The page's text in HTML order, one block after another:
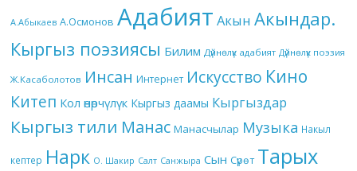
А.Абыкаев А.Осмонов Адабият Акын Акындар.
Кыргыз поэзиясы Билим Дүйнөлүк адабият Дүйнөлүк поэзия
Ж.Касаболотов Инсан Интернет Искусство Кино
Китеп Кол өнөрчүлүк Кыргыз даамы Кыргыздар
Кыргыз тили Манас Манасчылар Музыка Накыл
кептер Нарк О. Шакир Салт Санжыра Сын Сүрөт Тарых